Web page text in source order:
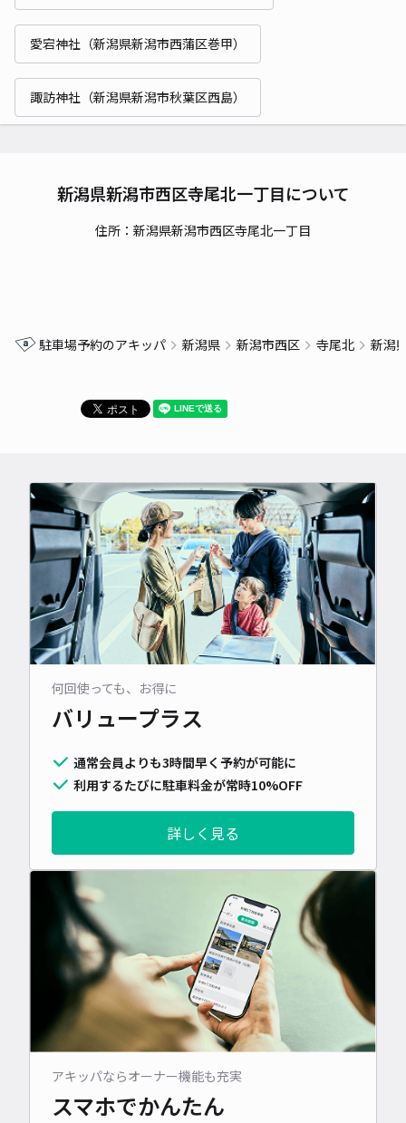
愛宕神社（新潟県新潟市西蒲区巻甲）
諏訪神社（新潟県新潟市秋葉区西島）
新潟県新潟市西区寺尾北一丁目について
住所：新潟県新潟市西区寺尾北一丁目
駐車場予約のアキッパ 新潟県 新潟市西区 寺尾北 新潟
何回使っても、お得に
バリュープラス
通常会員よりも3時間早く予約が可能に
利用するたびに駐車料金が常時10%OFF
詳しく見る
アキッパならオーナー機能も充実
スマホでかんたん